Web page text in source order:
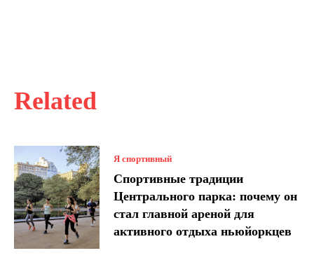
Related
Я спортивный
Спортивные традиции
Центрального парка: почему он
стал главной ареной для
активного отдыха ньюйоркцев